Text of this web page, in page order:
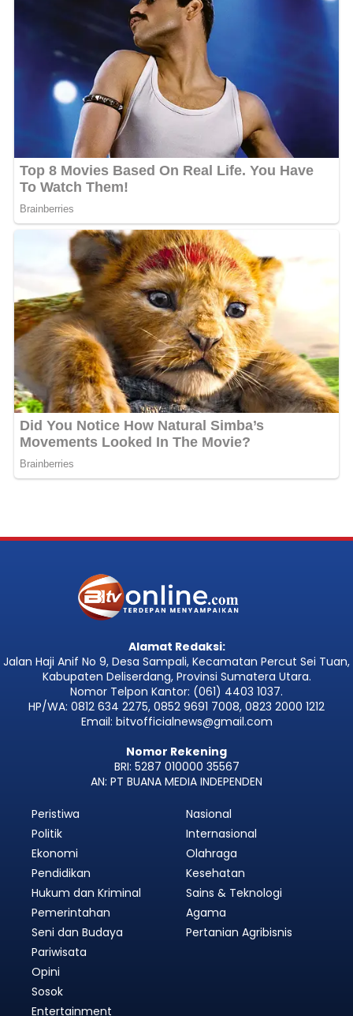
Alamat Redaksi:
Jalan Haji Anif No 9, Desa Sampali, Kecamatan Percut Sei Tuan,
Kabupaten Deliserdang, Provinsi Sumatera Utara.
Nomor Telpon Kantor: (061) 4403 1037.
HP/WA: 0812 634 2275, 0852 9691 7008, 0823 2000 1212
Email: bitvofficialnews@gmail.com
Nomor Rekening
BRI: 5287 010000 35567
AN: PT BUANA MEDIA INDEPENDEN
Peristiwa
Politik
Ekonomi
Pendidikan
Hukum dan Kriminal
Pemerintahan
Nasional
Internasional
Olahraga
Kesehatan
Sains & Teknologi
Agama
Seni dan Budaya
Pariwisata
Opini
Sosok
Entertainment
Pertanian Agribisnis